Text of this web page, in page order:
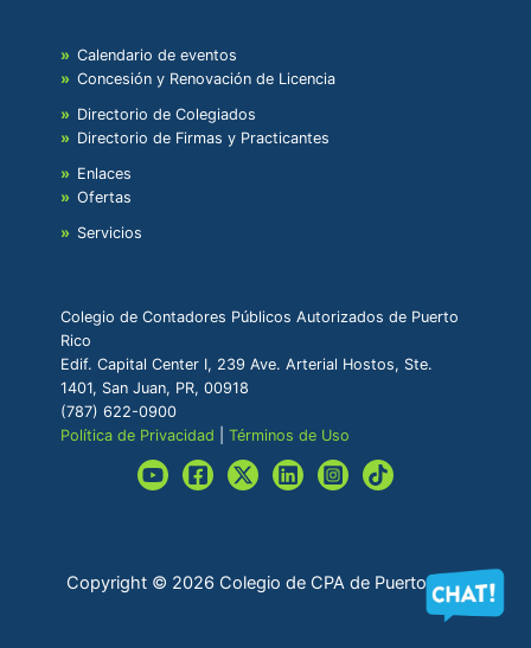
Calendario de eventos
Concesión y Renovación de Licencia
Directorio de Colegiados
Directorio de Firmas y Practicantes
Enlaces
Ofertas
Servicios
Colegio de Contadores Públicos Autorizados de Puerto
Rico
Edif. Capital Center I, 239 Ave. Arterial Hostos, Ste.
1401, San Juan, PR, 00918
(787) 622-0900
Política de Privacidad |Términos de Uso
Copyright © 2026 Colegio de CPA de Puerto Rico